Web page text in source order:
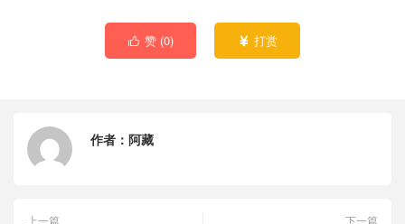
 赞 (0)  打赏
作者： 阿藏
上一篇
下一篇